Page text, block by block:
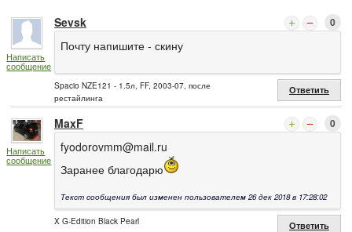
Написать
сообщение
Sevsk 0
Почту напишите - скину
Spacio NZE121 - 1.5л, FF, 2003-07, после
рестайлинга
Ответить
Написать
сообщение
MaxF 0
fyodorovmm@mail.ru
Заранее благодарю
Текст сообщения был изменен пользователем 26 дек 2018 в 17:28:02
X G-Edition Black Pearl Ответить